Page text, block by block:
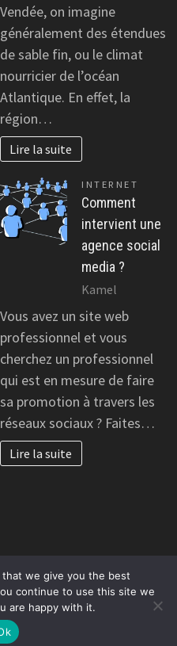
Vendée, on imagine
généralement des étendues
de sable fin, ou le climat
nourricier de l’océan
Atlantique. En effet, la
région…
Lire la suite
INTERNET
Comment
intervient une
agence social
media ?
Kamel
Vous avez un site web
professionnel et vous
cherchez un professionnel
qui est en mesure de faire
sa promotion à travers les
réseaux sociaux ? Faites…
Lire la suite
en ligne rentable
.
we give you the best
continue to use this site we
are happy with it.